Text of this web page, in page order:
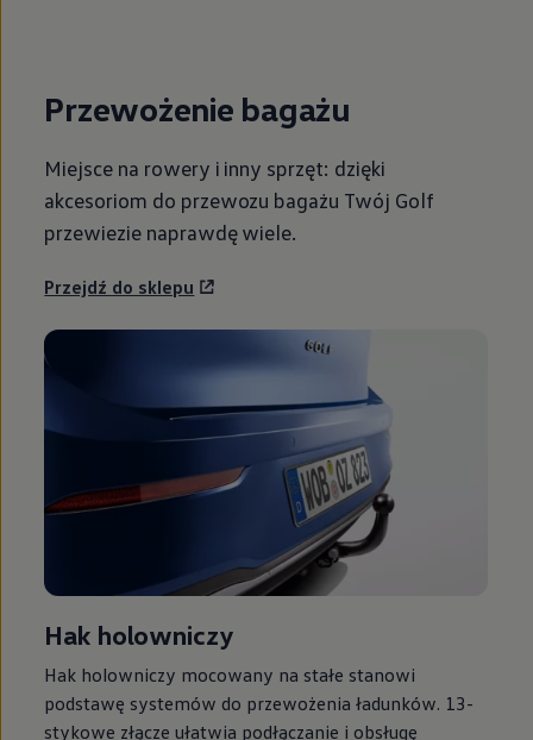
Przewożenie bagażu
Miejsce na rowery i inny sprzęt: dzięki
akcesoriom do przewozu bagażu Twój Golf
przewiezie naprawdę wiele.
Przejdź do sklepu
Hak holowniczy
Hak holowniczy mocowany na stałe stanowi
podstawę systemów do przewożenia ładunków. 13-
stykowe złącze ułatwia podłączanie i obsługę